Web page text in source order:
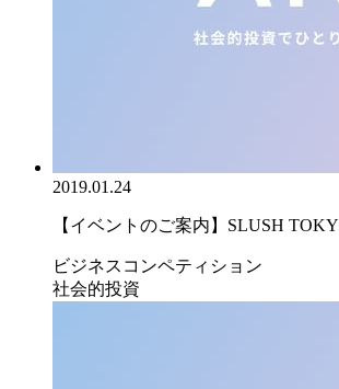
2019.01.24
【イベントのご案内】SLUSH
ビジネスコンペティション
社会的投資